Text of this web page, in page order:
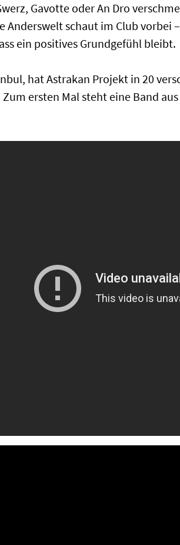
Gavotte oder An Dro
Anderswelt schaut im Club vorbei
ein positives Grundgefühl bleibt.
hat Astrakan Projekt in 20
ersten Mal steht eine Band